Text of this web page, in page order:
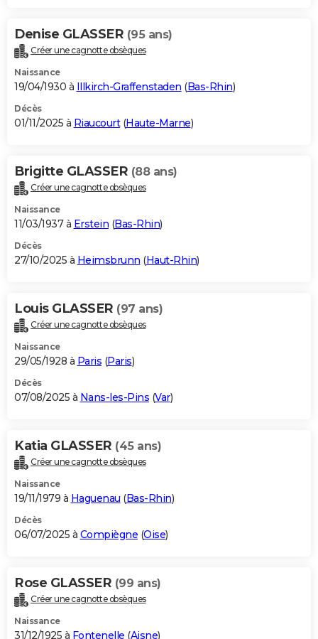
Denise GLASSER (95 ans)
Créer une cagnotte obsèques
Naissance
19/04/1930 à Illkirch-Graffenstaden (Bas-Rhin)
Décès
01/11/2025 à Riaucourt(Haute-Marne)
Brigitte GLASSER (88 ans)
Créer une cagnotte obsèques
Naissance
11/03/1937 à Erstein (Bas-Rhin)
Décès
27/10/2025 à Heimsbrunn (Haut-Rhin)
Louis GLASSER (97 ans)
Créer une cagnotte obsèques
Naissance
29/05/1928 à Paris (Paris)
Décès
07/08/2025 à Nans-les-Pins (Var)
Katia GLASSER (45 ans)
Créer une cagnotte obsèques
Naissance
19/11/1979 à Haguenau (Bas-Rhin)
Décès
06/07/2025 à Compiègne (Oise)
Rose GLASSER (99 ans)
Créer une cagnotte obsèques
Naissance
31/12/1925 à Fontenelle (Aisne)